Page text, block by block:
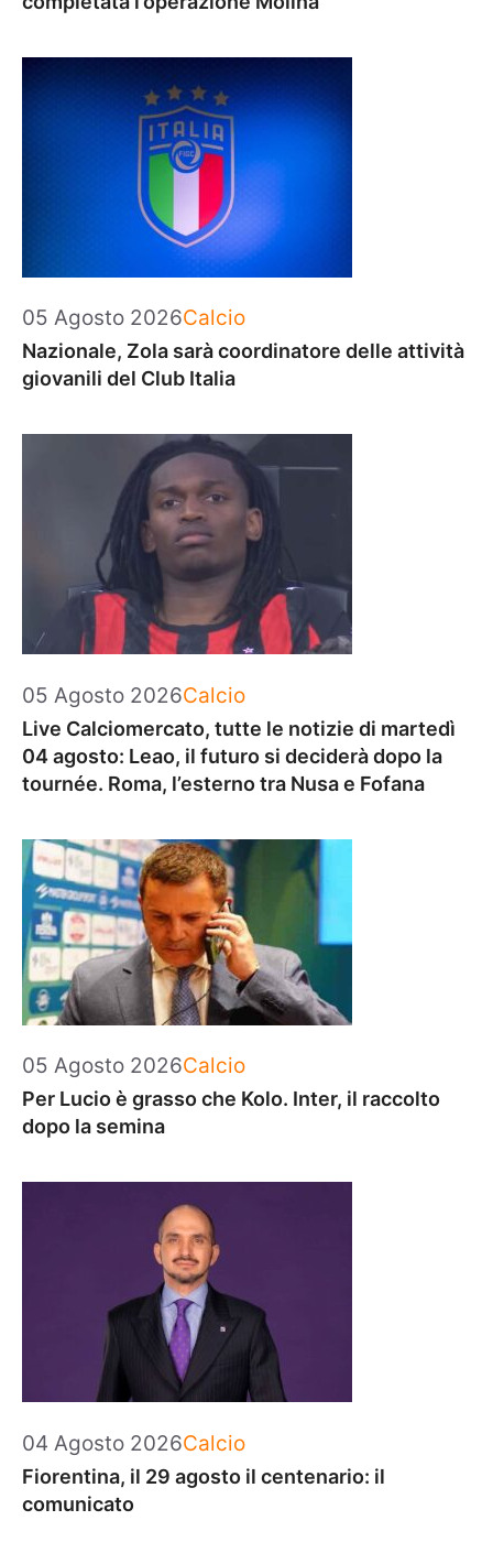
05 Agosto 2026Categorie
Calcio
Nazionale, Zola sarà coordinatore delle attività
giovanili del Club Italia
05 Agosto 2026Categorie
Calcio
Live Calciomercato, tutte le notizie di martedì
04 agosto: Leao, il futuro si deciderà dopo la
tournée. Roma, l’esterno tra Nusa e Fofana
05 Agosto 2026Categorie
Calcio
Per Lucio è grasso che Kolo. Inter, il raccolto
dopo la semina
04 Agosto 2026Categorie
Calcio
Fiorentina, il 29 agosto il centenario: il
comunicato